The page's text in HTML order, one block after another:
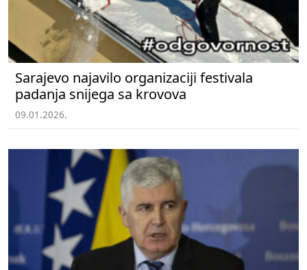
Sarajevo najavilo organizaciji festivala
padanja snijega sa krovova
09.01.2026.